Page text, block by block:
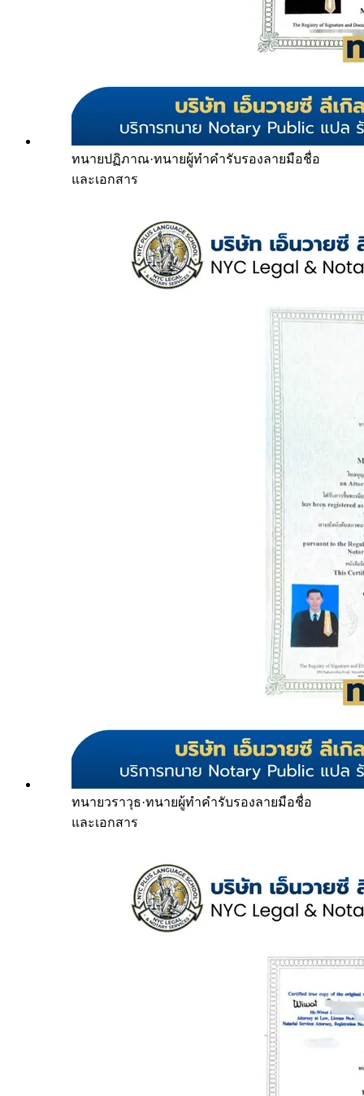
ทนายปฏิภาณ·ทนายผู้ทำคำรับรองลายมือชื่อ
และเอกสาร
ทนายวราวุธ·ทนายผู้ทำคำรับรองลายมือชื่อ
และเอกสาร